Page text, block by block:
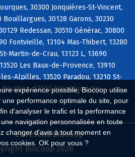
expérience possible, Biocoop utilise
performance optimale du site, pour
d'analyser le trafic et la performance
navigation personnalisée en toute
changer d'avis à tout moment en
cookies. OK pour vous ?
30300 Jonquières-St-Vincent,
30128 Garons, 30230
Redessan, 30510 Générac, 30800
Fontvieille, 13104 Mas-Thibert, 13280
Martin-de-Crau, 13123 L, 13690
Les Baux-de-Provence, 13910
Alpilles, 13520 Paradou, 13210 St-
13103 Mas-Blanc-des-
Le réseau Biocoop
Biocoop 2026